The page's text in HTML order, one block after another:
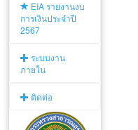
EIA รายงานงบ
การเงินประจำปี
2567
ระบบงาน
ภายใน
ติดต่อ